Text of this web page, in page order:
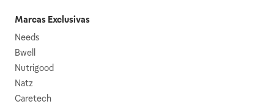
Marcas Exclusivas
Needs
Bwell
Nutrigood
Natz
Caretech